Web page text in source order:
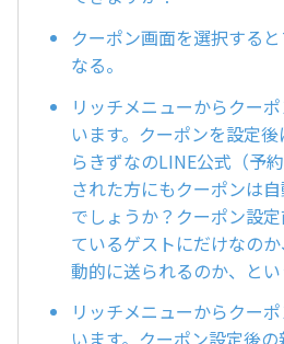
クーポン画面を選択する
なる。
リッチメニューからクー
います。クーポンを設定
らきずなのLINE公式（予
された方にもクーポンは
でしょうか？クーポン設
ているゲストにだけなの
動的に送られるのか、とい
リッチメニューからクー